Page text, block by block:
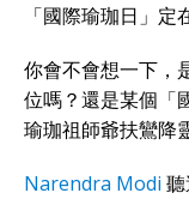
「國際瑜珈日」定
你會不會想一下，
位嗎？還是某個「
瑜珈祖師爺扶鸞降
Narendra Modi